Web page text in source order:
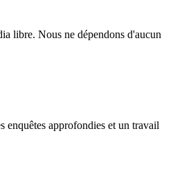
libre. Nous ne dépendons d'aucun
enquêtes approfondies et un travail